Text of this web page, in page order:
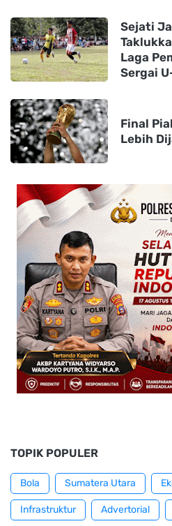
Sejati
Laga
Sergai
Final
Lebih
TOPIK POPULER
Bola Sumatera Utara
Infrastruktur Advertorial